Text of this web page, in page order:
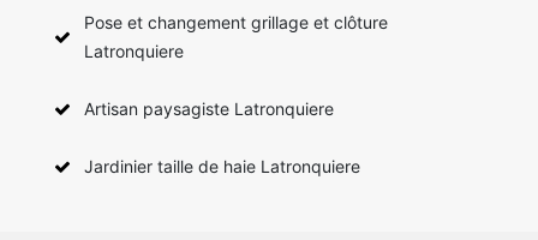
Pose et changement grillage et clôture
Latronquiere
Artisan paysagiste Latronquiere
Jardinier taille de haie Latronquiere